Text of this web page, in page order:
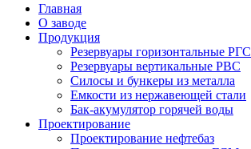
Главная
О заводе
Продукция
Резервуары горизонтальные РГС
Резервуары вертикальные РВС
Силосы и бункеры из металла
Емкости из нержавеющей стали
Бак-акумулятор горячей воды
Проектирование
Проектирование нефтебаз